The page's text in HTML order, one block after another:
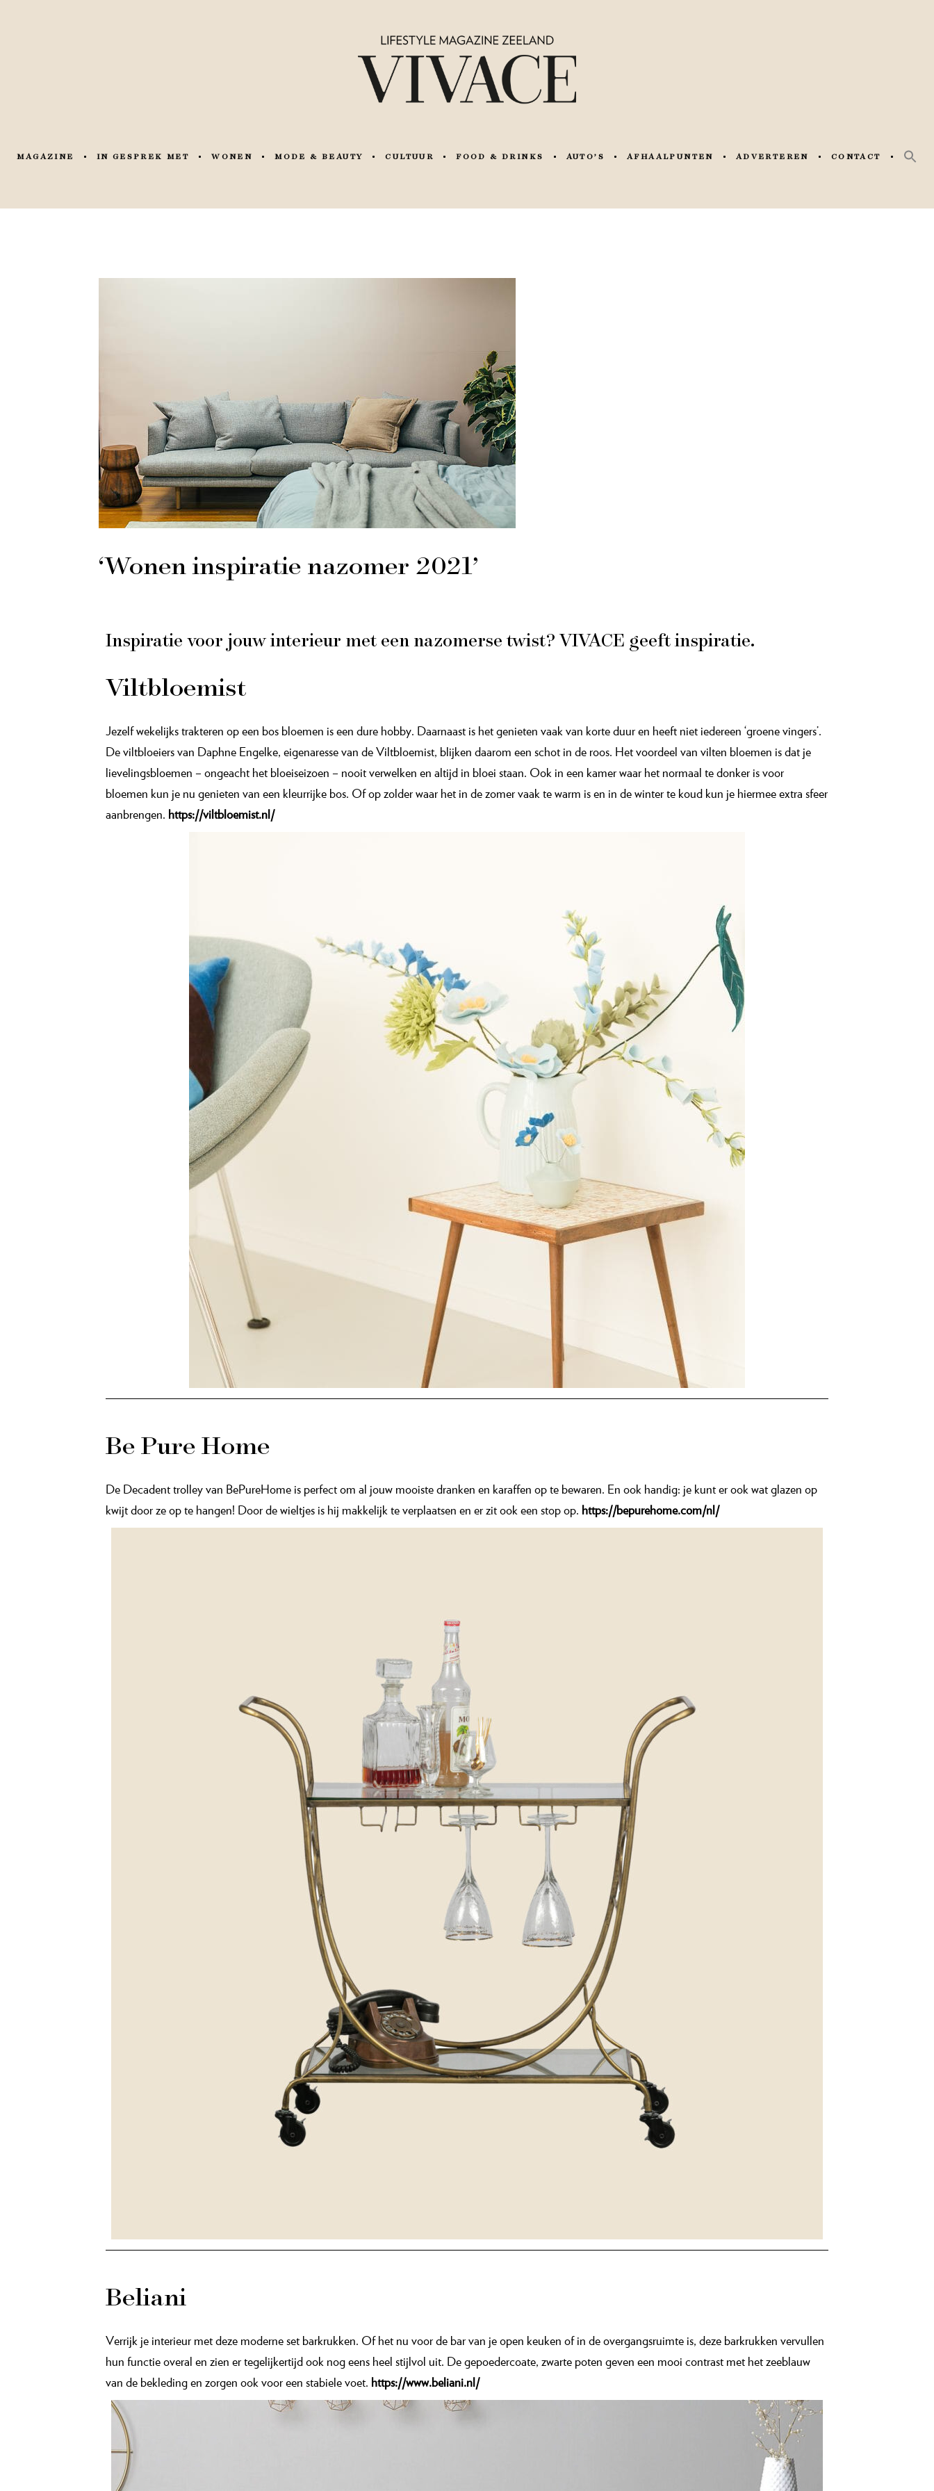
MAGAZINE IN GESPREK MET WONEN MODE & BEAUTY CULTUUR FOOD & DRINKS AUTO’S AFHAALPUNTEN ADVERTEREN CONTACT
‘Wonen inspiratie nazomer 2021’
Inspiratie voor jouw interieur met een nazomerse twist? VIVACE geeft inspiratie.
Viltbloemist
Jezelf wekelijks trakteren op een bos bloemen is een dure hobby. Daarnaast is het genieten vaak van korte duur en heeft niet iedereen ‘groene vingers’.
De viltbloeiers van Daphne Engelke, eigenaresse van de Viltbloemist, blijken daarom een schot in de roos. Het voordeel van vilten bloemen is dat je
lievelingsbloemen – ongeacht het bloeiseizoen – nooit verwelken en altijd in bloei staan. Ook in een kamer waar het normaal te donker is voor
bloemen kun je nu genieten van een kleurrijke bos. Of op zolder waar het in de zomer vaak te warm is en in de winter te koud kun je hiermee extra sfeer
aanbrengen. https://viltbloemist.nl/
Be Pure Home
De Decadent trolley van BePureHome is perfect om al jouw mooiste dranken en karaffen op te bewaren. En ook handig: je kunt er ook wat glazen op
kwijt door ze op te hangen! Door de wieltjes is hij makkelijk te verplaatsen en er zit ook een stop op. https://bepurehome.com/nl/
Beliani
Verrijk je interieur met deze moderne set barkrukken. Of het nu voor de bar van je open keuken of in de overgangsruimte is, deze barkrukken vervullen
hun functie overal en zien er tegelijkertijd ook nog eens heel stijlvol uit. De gepoedercoate, zwarte poten geven een mooi contrast met het zeeblauw
van de bekleding en zorgen ook voor een stabiele voet. https://www.beliani.nl/